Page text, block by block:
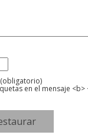
en el mensaje <b>